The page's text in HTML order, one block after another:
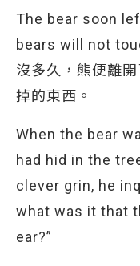
The bear soon
bears will not
沒多久，熊便離
掉的東西。
When the bear
had hid in the
clever grin, he
what was it that
ear?”